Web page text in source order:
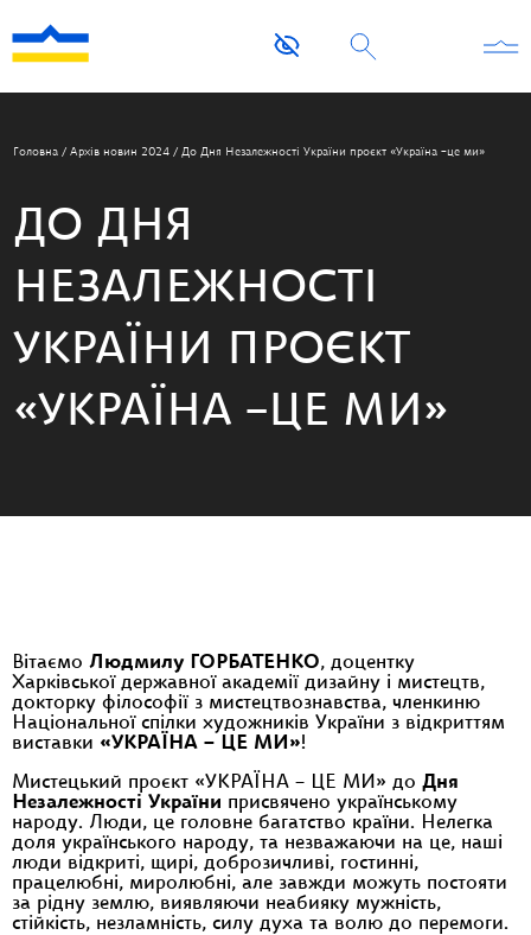
Головна / Архів новин 2024 / До Дня Незалежності України проєкт «Україна –це ми»
ДО ДНЯ
НЕЗАЛЕЖНОСТІ
УКРАЇНИ ПРОЄКТ
«УКРАЇНА –ЦЕ МИ»
Вітаємо Людмилу ГОРБАТЕНКО, доцентку
Харківської державної академії дизайну і мистецтв,
докторку філософії з мистецтвознавства, членкиню
Національної спілки художників України з відкриттям
виставки «УКРАЇНА – ЦЕ МИ»!
️Мистецький проєкт «УКРАЇНА – ЦЕ МИ» до Дня
Незалежності України присвячено українському
народу. Люди, це головне багатство країни. Нелегка
доля українського народу, та незважаючи на це, наші
люди відкриті, щирі, доброзичливі, гостинні,
працелюбні, миролюбні, але завжди можуть постояти
за рідну землю, виявляючи неабияку мужність,
стійкість, незламність, силу духа та волю до перемоги.